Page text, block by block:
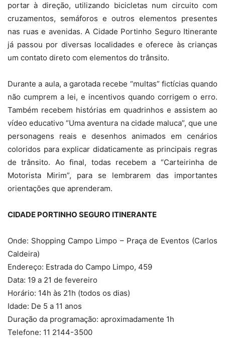
portar à direção, utilizando bicicletas num circuito com
cruzamentos, semáforos e outros elementos presentes
nas ruas e avenidas. A Cidade Portinho Seguro Itinerante
já passou por diversas localidades e oferece às crianças
um contato direto com elementos do trânsito.
Durante a aula, a garotada recebe “multas” fictícias quando
não cumprem a lei, e incentivos quando corrigem o erro.
Também recebem histórias em quadrinhos e assistem ao
vídeo educativo “Uma aventura na cidade maluca”, que une
personagens reais e desenhos animados em cenários
coloridos para explicar didaticamente as principais regras
de trânsito. Ao final, todas recebem a “Carteirinha de
Motorista Mirim”, para se lembrarem das importantes
orientações que aprenderam.
CIDADE PORTINHO SEGURO ITINERANTE
Onde: Shopping Campo Limpo – Praça de Eventos (Carlos
Caldeira)
Endereço: Estrada do Campo Limpo, 459
Data: 19 a 21 de fevereiro
Horário: 14h às 21h (todos os dias)
Idade: De 5 a 11 anos
Duração da programação: aproximadamente 1h
Telefone: 11 2144-3500